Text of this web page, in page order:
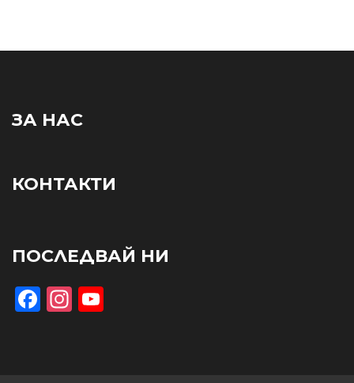
ЗА НАС
КОНТАКТИ
ПОСЛЕДВАЙ НИ
Facebook
Instagram